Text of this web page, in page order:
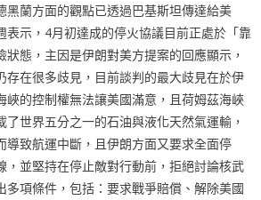
黑蘭方面的觀點已透過巴基斯坦傳達給美
表示，4月初達成的停火協議目前正處於「靠
狀態，主因是伊朗對美方提案的回應顯示，
存在很多歧見，目前談判的最大歧見在於伊
峽的控制權無法讓美國滿意，且荷姆茲海峽
世界五分之一的石油與液化天然氣運輸，
導致航運中斷，且伊朗方面又要求全面停
，並堅持在停止敵對行動前，拒絕討論核武
多項條件，包括：要求戰爭賠償、解除美國